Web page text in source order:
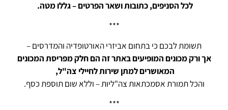
לכל הסניפים, כתובות ושאר הפרטים – גללו מטה.
***
תשומת לבכם כי בתחום אביזרי האורטופדיה והמדרסים –
אך ורק מכונים המופיעים באתר זה הם חלק מפריסת המכונים
המאושרים למתן שירות לחיילי צה"ל,
והכל תמורת אסמכתאות צה"ליות – וללא שום תוספת כסף.
***